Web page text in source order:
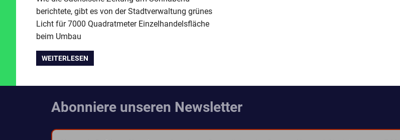
berichtete, gibt es von der Stadtverwaltung grünes
Licht für 7000 Quadratmeter Einzelhandelsfläche
beim Umbau
WEITERLESEN
Abonniere unseren Newsletter